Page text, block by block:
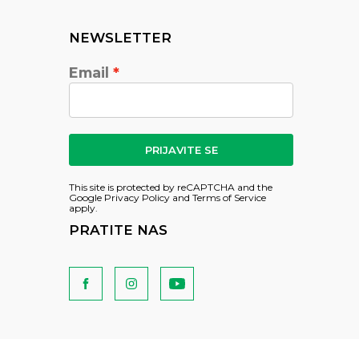
NEWSLETTER
Email
PRIJAVITE SE
This site is protected by reCAPTCHA and the
Google Privacy Policy and Terms of Service
apply.
PRATITE NAS